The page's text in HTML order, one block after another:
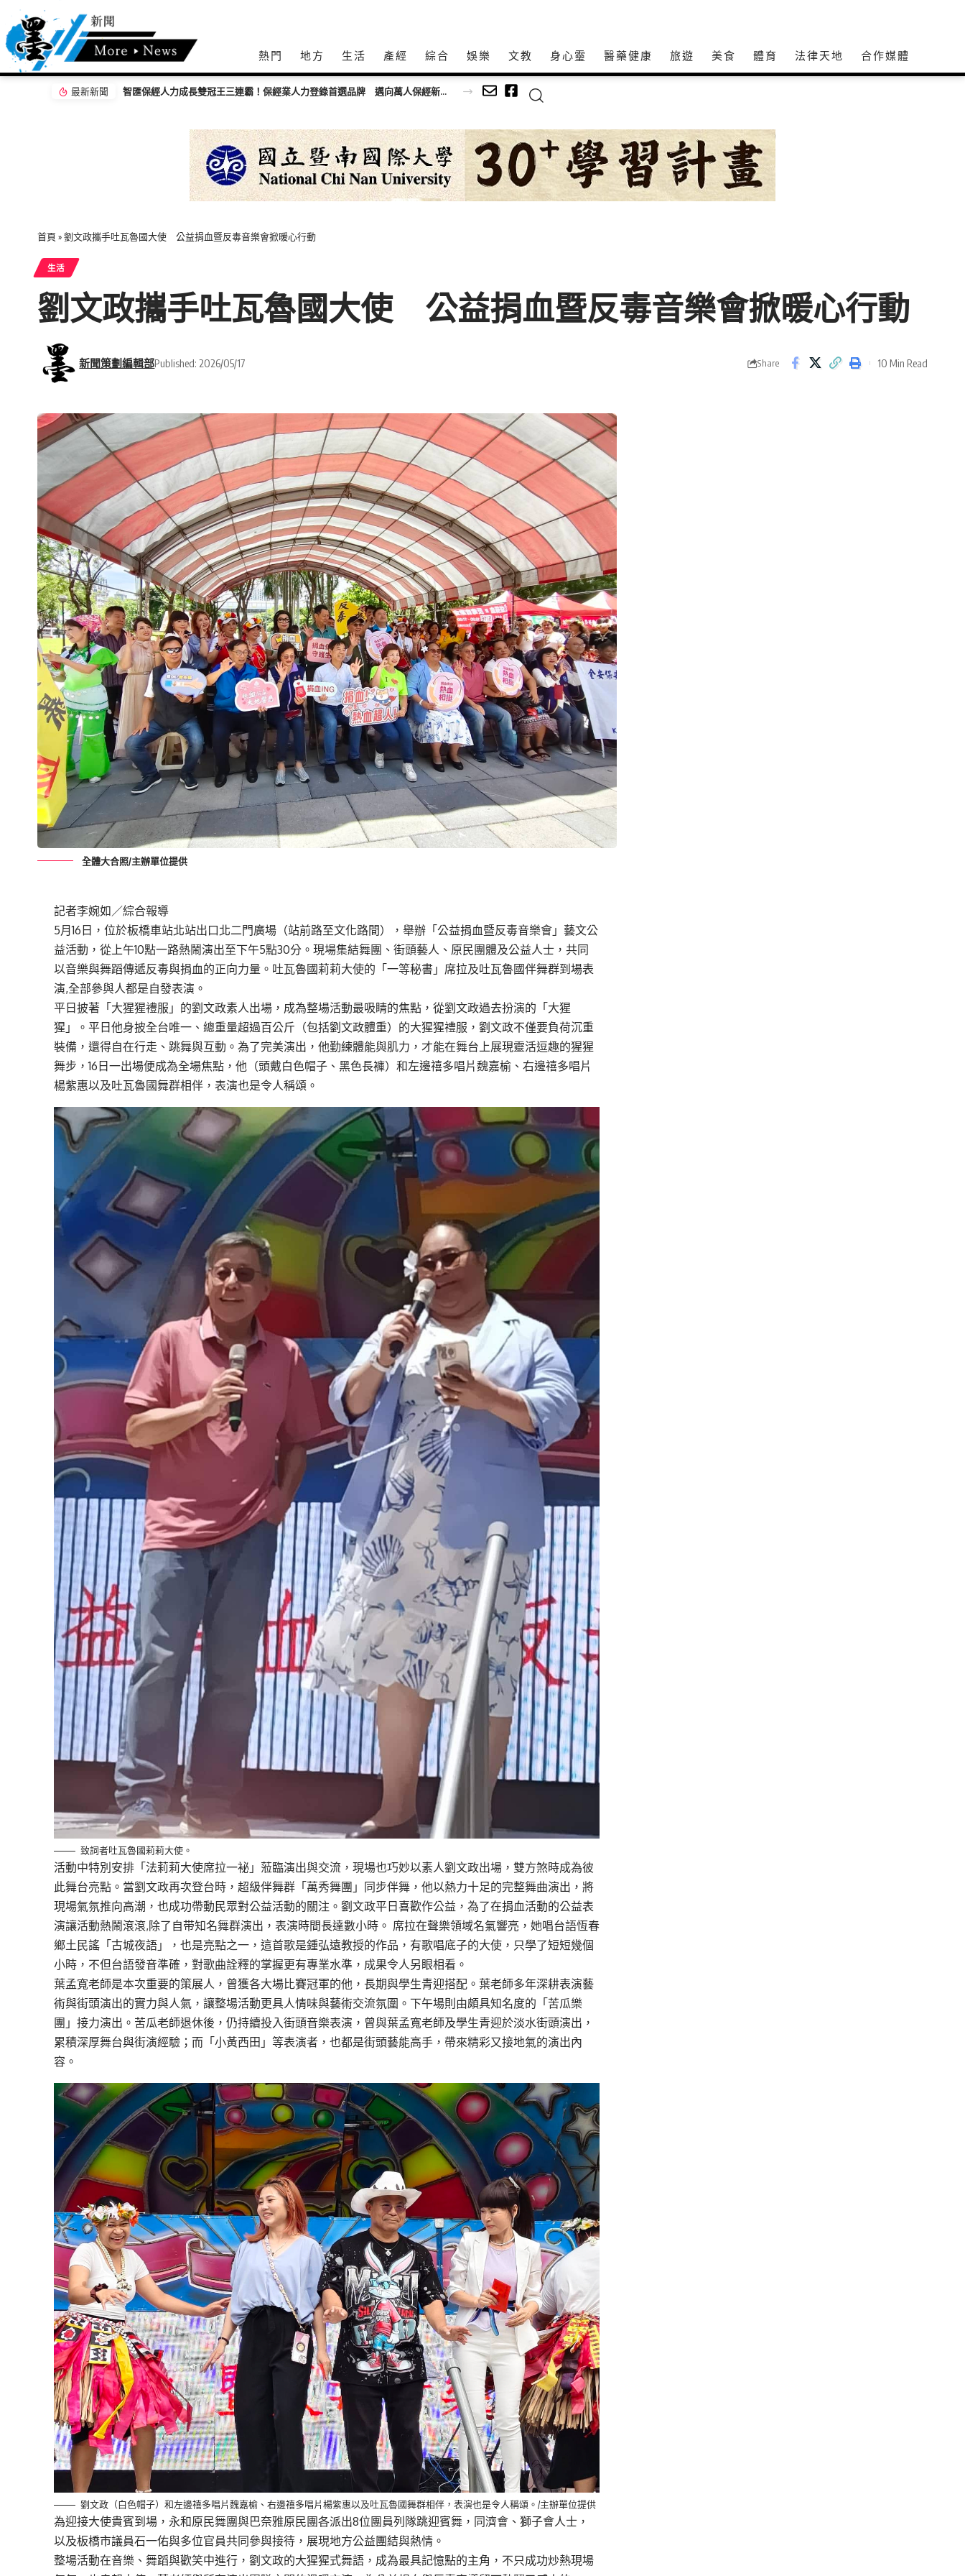
熱門 地方 生活 產經 綜合 娛樂 文教 身心𩆜 醫藥健康 旅遊 美食 體育 法律天地 合作媒體
最新新聞 從經貿到公益 IEAT 80週年攜手募272萬元支持20家社福機構
首頁 »劉文政攜手吐瓦魯國大使 公益捐血暨反毒音樂會掀暖心行動
生活
劉文政攜手吐瓦魯國大使 公益捐血暨反毒音樂會掀暖心行動
新聞策劃編輯部Published: 2026/05/17 Share 10 Min Read
全體大合照/主辦單位提供
記者李婉如／綜合報導
5月16日，位於板橋車站北站出口北二門廣場（站前路至文化路間），舉辦「公益捐血暨反毒音樂會」藝文公
益活動，從上午10點一路熱鬧演出至下午5點30分。現場集結舞團、街頭藝人、原民團體及公益人士，共同
以音樂與舞蹈傳遞反毒與捐血的正向力量。吐瓦魯國莉莉大使的「一等秘書」席拉及吐瓦魯國伴舞群到場表
演,全部參與人都是自發表演。
平日披著「大猩猩禮服」的劉文政素人出場，成為整場活動最吸睛的焦點，從劉文政過去扮演的「大猩
猩」。平日他身披全台唯一、總重量超過百公斤（包括劉文政體重）的大猩猩禮服，劉文政不僅要負荷沉重
裝備，還得自在行走、跳舞與互動。為了完美演出，他勤練體能與肌力，才能在舞台上展現靈活逗趣的猩猩
舞步，16日一出場便成為全場焦點，他（頭戴白色帽子、黑色長褲）和左邊禧多唱片魏嘉榆、右邊禧多唱片
楊紫惠以及吐瓦魯國舞群相伴，表演也是令人稱頌。
致詞者吐瓦魯國莉莉大使。
活動中特別安排「法莉莉大使席拉一袐」蒞臨演出與交流，現場也巧妙以素人劉文政出場，雙方煞時成為彼
此舞台亮點。當劉文政再次登台時，超級伴舞群「萬秀舞團」同步伴舞，他以熱力十足的完整舞曲演出，將
現場氣氛推向高潮，也成功帶動民眾對公益活動的關注。劉文政平日喜歡作公益，為了在捐血活動的公益表
演讓活動熱鬧滾滾,除了自带知名舞群演出，表演時間長達數小時。 席拉在聲樂領域名氣響亮，她唱台語恆春
鄉土民謠「古城夜語」，也是亮點之一，這首歌是鍾弘遠教授的作品，有歌唱底子的大使，只學了短短幾個
小時，不但台語發音準確，對歌曲詮釋的掌握更有專業水準，成果令人另眼相看。
葉孟寬老師是本次重要的策展人，曾獲各大場比賽冠軍的他，長期與學生青迎搭配。葉老師多年深耕表演藝
術與街頭演出的實力與人氣，讓整場活動更具人情味與藝術交流氛圍。下午場則由頗具知名度的「苦瓜樂
團」接力演出。苦瓜老師退休後，仍持續投入街頭音樂表演，曾與葉孟寬老師及學生青迎於淡水街頭演出，
累積深厚舞台與街演經驗；而「小黃西田」等表演者，也都是街頭藝能高手，帶來精彩又接地氣的演出內
容。
劉文政（白色帽子）和左邊禧多唱片魏嘉榆、右邊禧多唱片楊紫惠以及吐瓦魯國舞群相伴，表演也是令人稱頌。/主辦單位提供
為迎接大使貴賓到場，永和原民舞團與巴奈雅原民團各派出8位團員列隊跳迎賓舞，同濟會、獅子會人士，
以及板橋市議員石一佑與多位官員共同參與接待，展現地方公益團結與熱情。
整場活動在音樂、舞蹈與歡笑中進行，劉文政的大猩猩式舞語，成為最具記憶點的主角，不只成功炒熱現場